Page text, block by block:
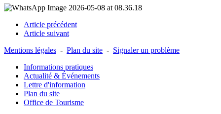
Article précédent
Article suivant
Mentions légales - Plan du site - Signaler un problème
Informations pratiques
Actualité & Événements
Lettre d'information
Plan du site
Office de Tourisme